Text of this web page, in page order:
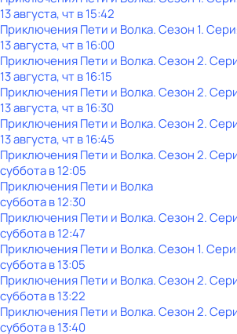
13 августа, чт в 15:42
Приключения Пети и Волка. Сезон 1.
13 августа, чт в 16:00
Приключения Пети и Волка. Сезон 2.
13 августа, чт в 16:15
Приключения Пети и Волка. Сезон 2.
13 августа, чт в 16:30
Приключения Пети и Волка. Сезон 2.
13 августа, чт в 16:45
Приключения Пети и Волка. Сезон 2.
субботав12:05
Приключения Пети и Волка
субботав12:30
Приключения Пети и Волка. Сезон 2.
субботав12:47
Приключения Пети и Волка. Сезон 1.
субботав13:05
Приключения Пети и Волка. Сезон 2.
субботав13:22
Приключения Пети и Волка. Сезон 2.
субботав13:40